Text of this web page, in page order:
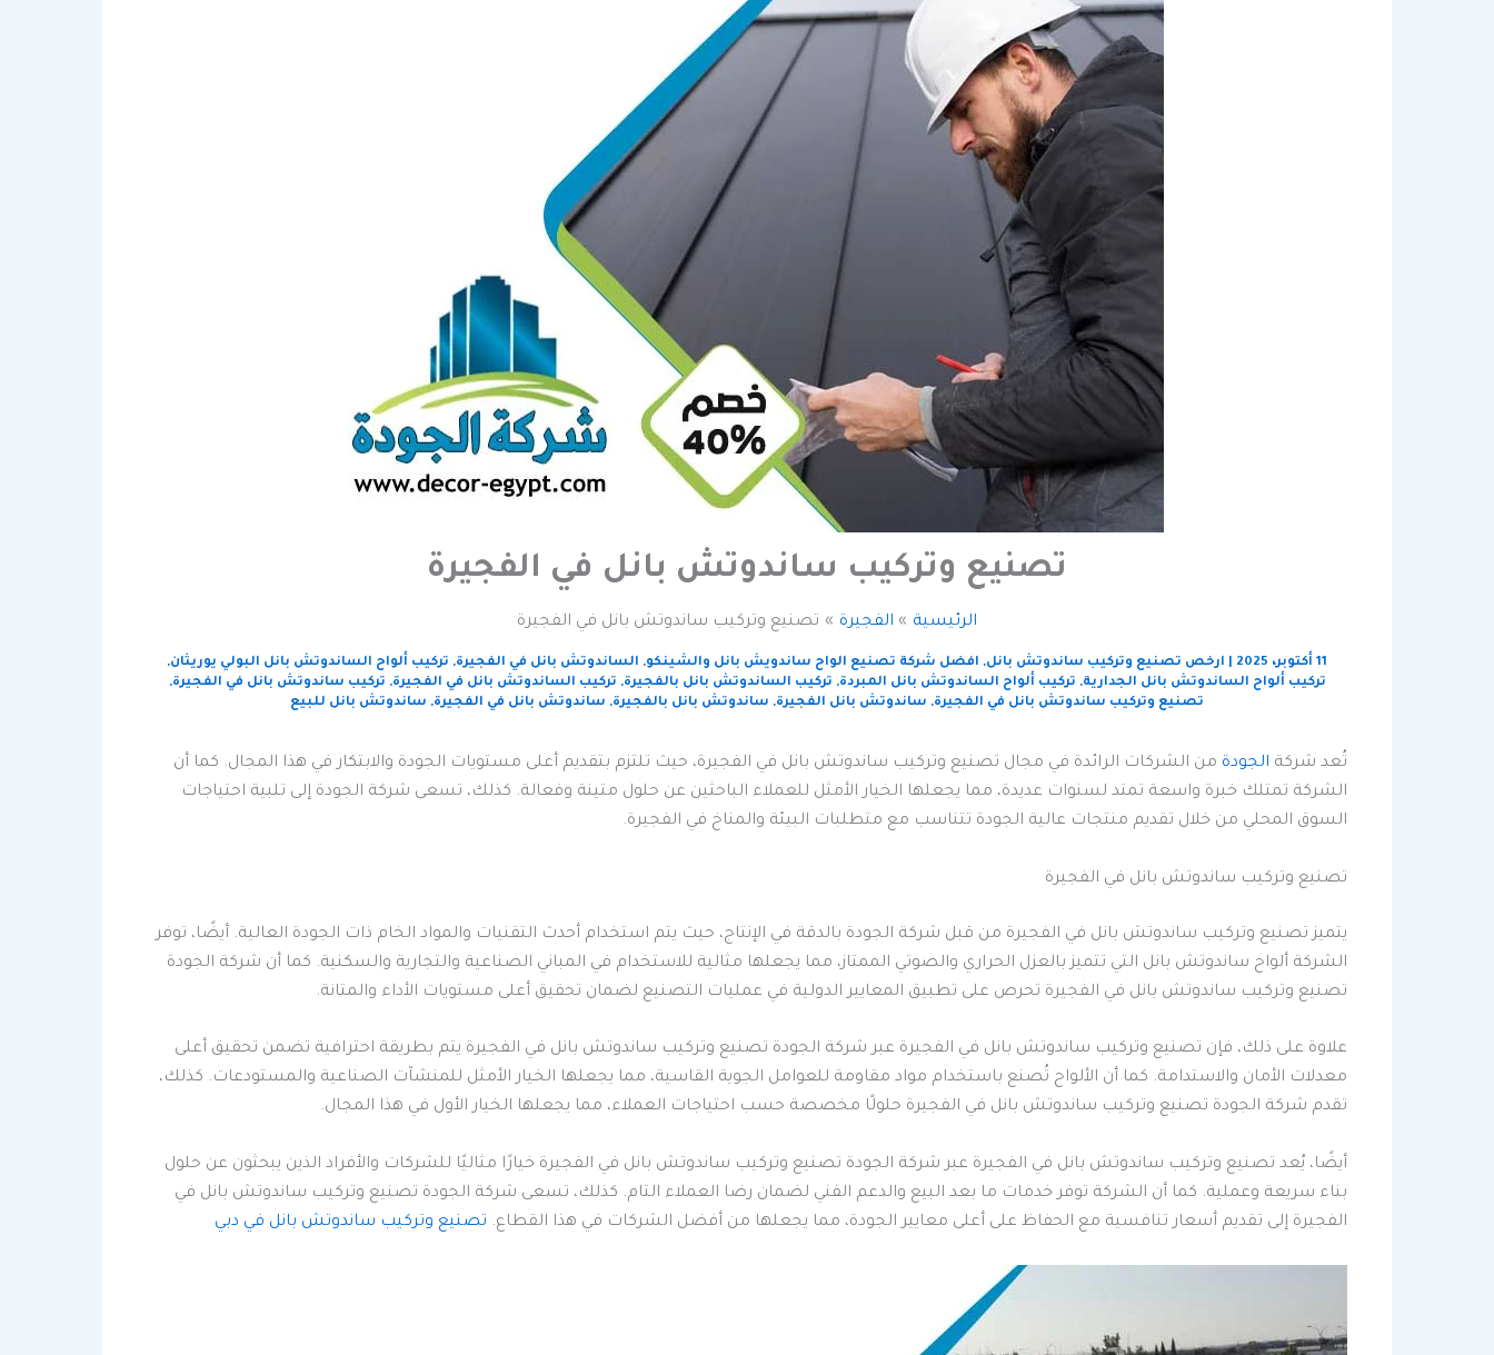
تصنيع وتركيب ساندوتش بانل في الفجيرة
الرئيسية الفجيرة تصنيع وتركيب ساندوتش بانل في الفجيرة
11 أكتوبر، 2025 ارخص تصنيع وتركيب ساندوتش بانل, افضل شركة تصنيع الواح ساندويش بانل والشينكو, الساندوتش بانل في الفجيرة, تركيب ألواح الساندوتش بانل البولي يوريثان,
تركيب ألواح الساندوتش بانل الجدارية, تركيب ألواح الساندوتش بانل المبردة, تركيب الساندوتش بانل بالفجيرة, تركيب الساندوتش بانل في الفجيرة, تركيب ساندوتش بانل في الفجيرة,
تصنيع وتركيب ساندوتش بانل في الفجيرة, ساندوتش بانل الفجيرة, ساندوتش بانل بالفجيرة, ساندوتش بانل في الفجيرة, ساندوتش بانل للبيع
تُعد شركة الجودة من الشركات الرائدة في مجال تصنيع وتركيب ساندوتش بانل في الفجيرة، حيث تلتزم بتقديم أعلى مستويات الجودة والابتكار في هذا المجال. كما أن
الشركة تمتلك خبرة واسعة تمتد لسنوات عديدة، مما يجعلها الخيار الأمثل للعملاء الباحثين عن حلول متينة وفعالة. كذلك، تسعى شركة الجودة إلى تلبية احتياجات
السوق المحلي من خلال تقديم منتجات عالية الجودة تتناسب مع متطلبات البيئة والمناخ في الفجيرة.
تصنيع وتركيب ساندوتش بانل في الفجيرة
يتميز تصنيع وتركيب ساندوتش بانل في الفجيرة من قبل شركة الجودة بالدقة في الإنتاج، حيث يتم استخدام أحدث التقنيات والمواد الخام ذات الجودة العالية. أيضًا، توفر
الشركة ألواح ساندوتش بانل التي تتميز بالعزل الحراري والصوتي الممتاز، مما يجعلها مثالية للاستخدام في المباني الصناعية والتجارية والسكنية. كما أن شركة الجودة
تصنيع وتركيب ساندوتش بانل في الفجيرة تحرص على تطبيق المعايير الدولية في عمليات التصنيع لضمان تحقيق أعلى مستويات الأداء والمتانة.
علاوة على ذلك، فإن تصنيع وتركيب ساندوتش بانل في الفجيرة عبر شركة الجودة تصنيع وتركيب ساندوتش بانل في الفجيرة يتم بطريقة احترافية تضمن تحقيق أعلى
معدلات الأمان والاستدامة. كما أن الألواح تُصنع باستخدام مواد مقاومة للعوامل الجوية القاسية، مما يجعلها الخيار الأمثل للمنشآت الصناعية والمستودعات. كذلك،
تقدم شركة الجودة تصنيع وتركيب ساندوتش بانل في الفجيرة حلولًا مخصصة حسب احتياجات العملاء، مما يجعلها الخيار الأول في هذا المجال.
أيضًا، يُعد تصنيع وتركيب ساندوتش بانل في الفجيرة عبر شركة الجودة تصنيع وتركيب ساندوتش بانل في الفجيرة خيارًا مثاليًا للشركات والأفراد الذين يبحثون عن حلول
بناء سريعة وعملية. كما أن الشركة توفر خدمات ما بعد البيع والدعم الفني لضمان رضا العملاء التام. كذلك، تسعى شركة الجودة تصنيع وتركيب ساندوتش بانل في
الفجيرة إلى تقديم أسعار تنافسية مع الحفاظ على أعلى معايير الجودة، مما يجعلها من أفضل الشركات في هذا القطاع. تصنيع وتركيب ساندوتش بانل في دبي